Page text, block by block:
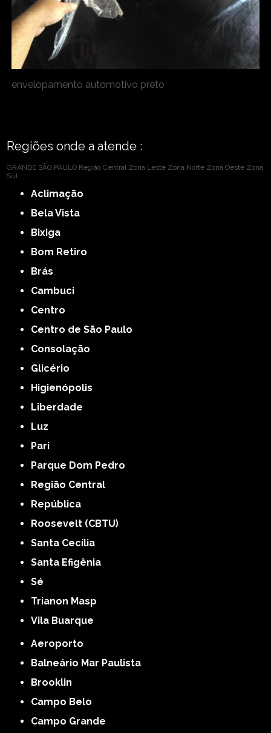
envelopamento automotivo preto
Regiões onde a atende :
GRANDE SÃO PAULO Região Central Zona Leste Zona Norte Zona Oeste Zona
Sul
Aclimação
Bela Vista
Bixiga
Bom Retiro
Brás
Cambuci
Centro
Centro de São Paulo
Consolação
Glicério
Higienópolis
Liberdade
Luz
Pari
Parque Dom Pedro
Região Central
República
Roosevelt (CBTU)
Santa Cecília
Santa Efigênia
Sé
Trianon Masp
Vila Buarque
Aeroporto
Balneário Mar Paulista
Brooklin
Campo Belo
Campo Grande